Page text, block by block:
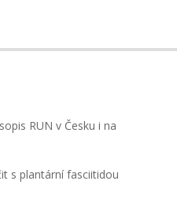
RUN v Česku i na
s plantární fasciitidou